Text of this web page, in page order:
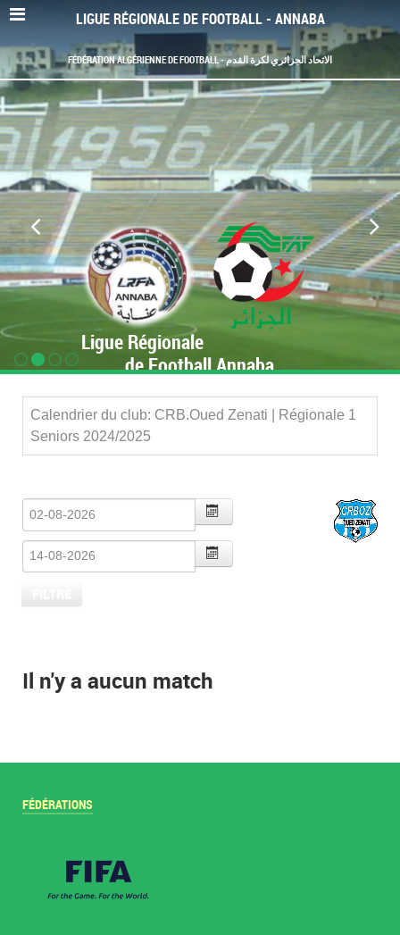
LIGUE RÉGIONALE DE FOOTBALL - ANNABA
FÉDÉRATION ALGÉRIENNE DE FOOTBALL - الاتحاد الجزائري لكرة القدم
Ligue Régionale
de Football Annaba
Calendrier du club: CRB.Oued Zenati | Régionale 1
Seniors 2024/2025
Il n'y a aucun match
FÉDÉRATIONS